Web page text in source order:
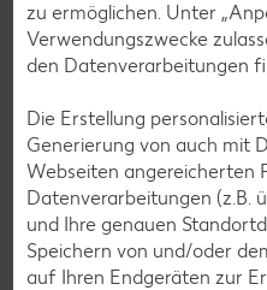
Salat-Rezepte
Spargel-Rezepte
Fisch-Rezepte
Geflügel-Rezepte
Lamm-Rezepte
Grill-Rezepte
zu ermöglichen. Unter
Verwendungszwecke
den Datenverarbeitungen
Die Erstellung
Generierung von auch mit
Webseiten angereicherten
Datenverarbeitungen (z.B.
und Ihre genauen
Speichern von und/oder
auf Ihren Endgeräten zur